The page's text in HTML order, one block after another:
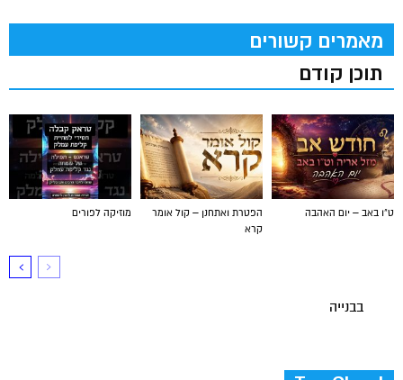
מאמרים קשורים
תוכן קודם
מוזיקה לפורים
הפטרת ואתחנן – קול אומר
קרא
ט"ו באב – יום האהבה
בבנייה